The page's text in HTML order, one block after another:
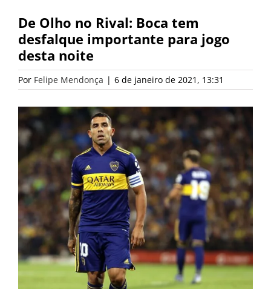
De Olho no Rival: Boca tem
desfalque importante para jogo
desta noite
Por Felipe Mendonça | 6 de janeiro de 2021, 13:31